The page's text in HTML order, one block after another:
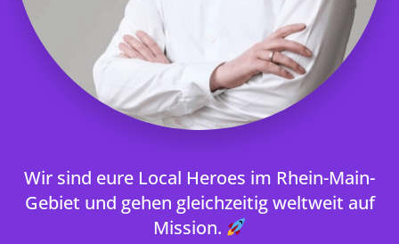
Wir sind eure Local Heroes im Rhein-Main-
Gebiet und gehen gleichzeitig weltweit auf
Mission.